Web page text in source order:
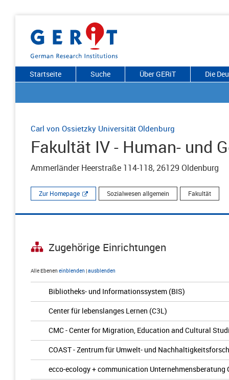
Startseite Suche Über GERiT Die
Carl von Ossietzky Universität Oldenburg
Fakultät IV - Human- und
Ammerländer Heerstraße 114-118, 26129 Oldenburg
Zur Homepage Sozialwesen allgemein Fakultät
Zugehörige Einrichtungen
Alle Ebenen einblenden |ausblenden
Bibliotheks- und Informationssystem (BIS)
Center für lebenslanges Lernen (C3L)
CMC - Center for Migration, Education and Cultural
COAST - Zentrum für Umwelt- und
ecco-ecology + communication Unternehmensberatung